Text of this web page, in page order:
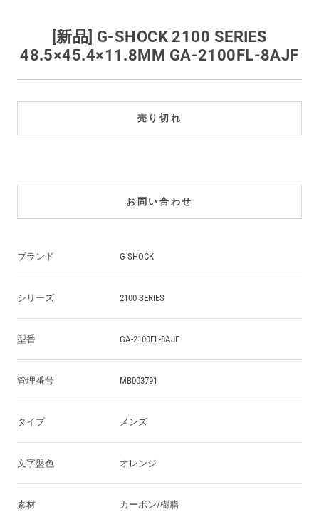
[新品] G-SHOCK 2100 SERIES
48.5×45.4×11.8MM GA-2100FL-8AJF
売り切れ
お問い合わせ
ブランド G-SHOCK
シリーズ 2100 SERIES
型番 GA-2100FL-8AJF
管理番号 MB003791
タイプ メンズ
文字盤色 オレンジ
素材 カーボン/樹脂